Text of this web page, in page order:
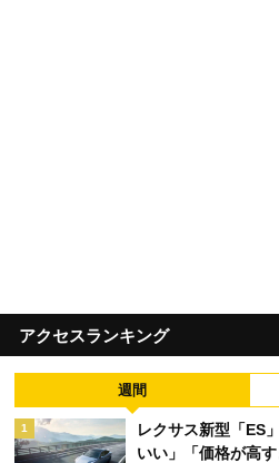
アクセスランキング
週間
1
レクサス新型「ES
いい」「価格が高